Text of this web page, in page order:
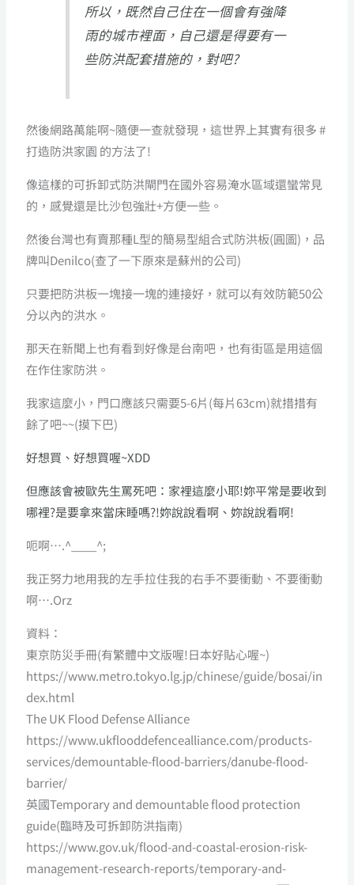
所以，既然自己住在一個會有強降
雨的城市裡面，自己還是得要有一
些防洪配套措施的，對吧?
然後網路萬能啊~隨便一查就發現，這世界上其實有很多 #
打造防洪家園 的方法了!
像這樣的可拆卸式防洪閘門在國外容易淹水區域還蠻常見
的，感覺還是比沙包強壯+方便一些。
然後台灣也有賣那種L型的簡易型組合式防洪板(圓圖)，品
牌叫Denilco(查了一下原來是蘇州的公司)
只要把防洪板一塊接一塊的連接好，就可以有效防範50公
分以內的洪水。
那天在新聞上也有看到好像是台南吧，也有街區是用這個
在作住家防洪。
我家這麼小，門口應該只需要5-6片(每片63cm)就措措有
餘了吧~~(摸下巴)
好想買、好想買喔~XDD
但應該會被歐先生罵死吧： 家裡這麼小耶!妳平常是要收到
哪裡?是要拿來當床睡嗎?!妳說說看啊、妳說說看啊!
呃啊….^____^;
我正努力地用我的左手拉住我的右手不要衝動、不要衝動
啊….Orz
資料：
東京防災手冊(有繁體中文版喔!日本好貼心喔~)
https://www.metro.tokyo.lg.jp/chinese/guide/bosai/in
dex.html
The UK Flood Defense Alliance
https://www.ukflooddefencealliance.com/products-
services/demountable-flood-barriers/danube-flood-
barrier/
英國Temporary and demountable flood protection
guide(臨時及可拆卸防洪指南)
https://www.gov.uk/flood-and-coastal-erosion-risk-
management-research-reports/temporary-and-